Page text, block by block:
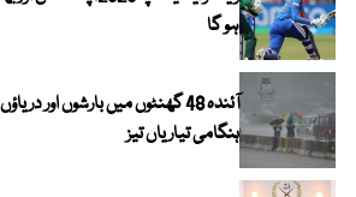
ہو گا
آئندہ 48 گھنٹوں میں بارشوں اور
ہنگامی تیاریاں تیز